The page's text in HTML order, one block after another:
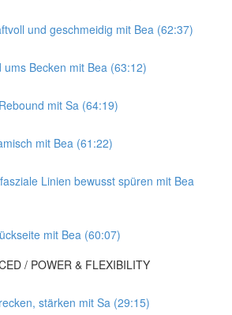
und geschmeidig mit Bea (62:37)
ums Becken mit Bea (63:12)
mit Sa (64:19)
mit Bea (61:22)
Linien bewusst spüren mit Bea
mit Bea (60:07)
/ POWER & FLEXIBILITY
stärken mit Sa (29:15)